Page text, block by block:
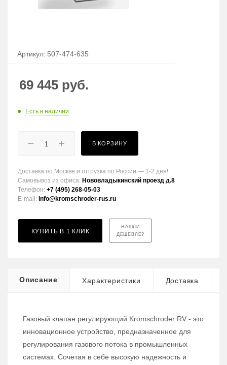
Артикул: 507-474-635
69 445 руб.
Есть в наличии
В КОРЗИНУ
Доставка по Москве и отгрузка по России — 1-2 дня!
Самовывоз из офиса: Нововладыкинский проезд д.8
Телефон: +7 (495) 268-05-03
E-mail: info@kromschroder-rus.ru
КУПИТЬ В 1 КЛИК
НАШЛИ
ДЕШЕВЛЕ?
Описание Характеристики Доставка
Газовый клапан регулирующий Kromschroder RV - это
инновационное устройство, предназначенное для
регулирования газового потока в промышленных
системах. Сочетая в себе высокую надежность и